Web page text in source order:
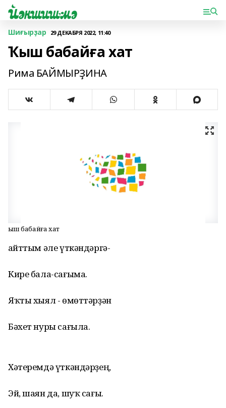
Шиғырҙар 29 ДЕКАБРЯ 2022, 11:40
Ҡыш бабайға хат
Рима БАЙМЫРҘИНА
Ҡыш бабайға хат
Ҡайттым әле үткәндәргә-
Кире бала-сағыма.
Яҡты хыял - өмөттәрҙән
Бәхет нуры сағыла.
Хәтеремдә үткәндәрҙең,
Эй, шаян да, шуҡ сағы.